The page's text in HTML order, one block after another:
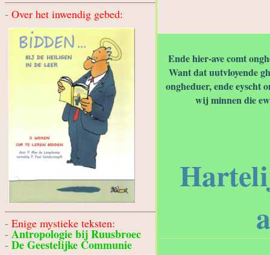
- Over het inwendig gebed:
- Enige mystieke teksten:
- Antropologie bij Ruusbroec
- De Geestelijke Communie
Ende hier-ave comt
Want dat uutvloyende
ongheduer, ende eyscht
wij minnen die